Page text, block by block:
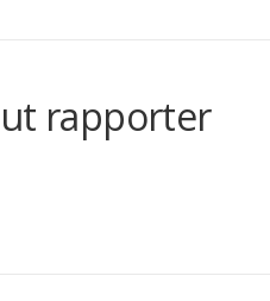
rapporter